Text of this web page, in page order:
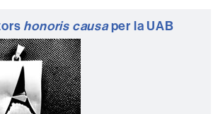
honoris causaper la UAB